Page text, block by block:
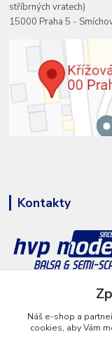
stříbrných vratech)
15000 Praha 5 -
Kontakty
+420 777 286
info@hvp-modell.cz
Náš e-shop a
cookies, aby Vám